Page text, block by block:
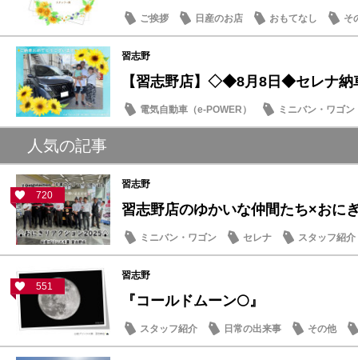
ご挨拶 日産のお店 おもてなし そ
習志野
【習志野店】◇◆8月8日◆セレナ
電気自動車（e-POWER）
ミニバン・ワゴン
納車式
人気の記事
720
習志野
習志野店のゆかいな仲間たち×おに
ミニバン・ワゴン セレナ スタッフ紹介
551
習志野
『コールドムーン🌕』
スタッフ紹介 日常の出来事 その他